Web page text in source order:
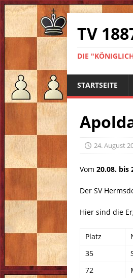
TV
DIE
STARTSEITE
24. August
Vom 20.08. bis
Der SV
Hier sind die
Platz
35
72